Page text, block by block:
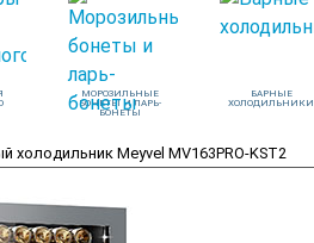
МОРОЗИЛЬНЫЕ
БОНЕТЫ И ЛАРЬ-
БОНЕТЫ
БАРНЫЕ
ХОЛОДИЛЬНИКИ
холодильник Meyvel MV163PRO-KST2